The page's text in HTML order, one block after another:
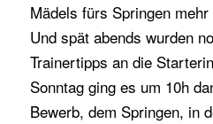
Mädels fürs Springen
Und spät abends wurden
Trainertipps an die
Sonntag ging es um 10h
Bewerb, dem Springen, in